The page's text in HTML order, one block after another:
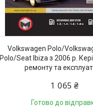
Volkswagen Polo/
Polo/Seat Ibiza з 2006 р.
ремонту та
1 065 ₴
Готово до